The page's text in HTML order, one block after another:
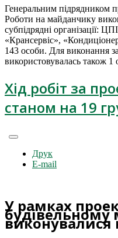
Генеральним підрядником
Роботи на майданчику
субпідрядні
«Крансервіс»,
143 особи. Для виконання
використовувалась також
Хід робіт за
станом на 19
Друк
E-mail
У рамках
виконувалися